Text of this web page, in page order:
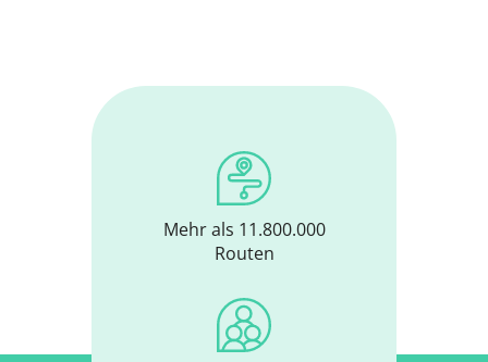
Mehr als 11.800.000
Routen